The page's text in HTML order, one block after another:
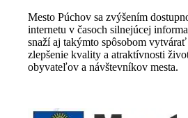
Mesto Púchov sa zvýšením
internetu v časoch silnejúcej
snaží aj takýmto spôsobom
zlepšenie kvality a atraktívnosti
obyvateľov a návštevníkov mesta.